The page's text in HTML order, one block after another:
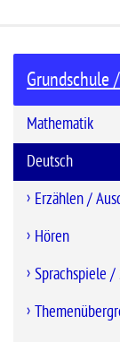
Grundschule
Mathematik
Deutsch
Erzählen /
Hören
Sprachspiele /